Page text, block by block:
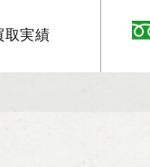
取実績